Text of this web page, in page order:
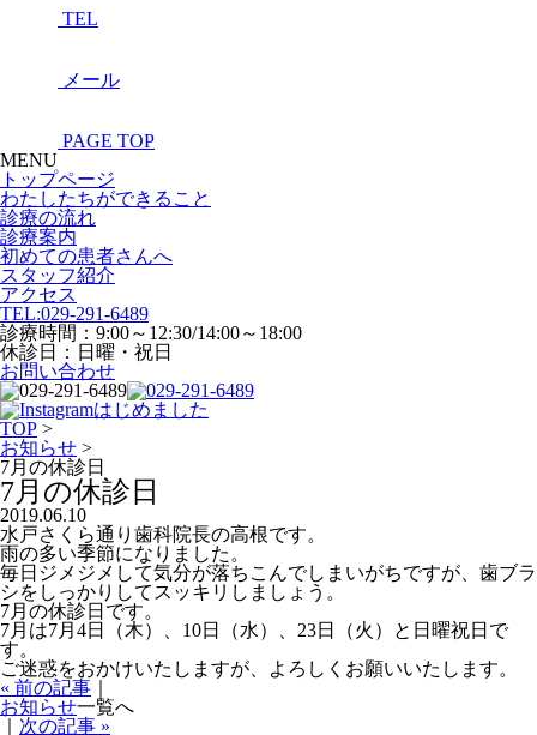
TEL
メール
PAGE TOP
MENU
トップページ
わたしたちができること
診療の流れ
診療案内
初めての患者さんへ
スタッフ紹介
アクセス
TEL:029-291-6489
診療時間：9:00～12:30/14:00～18:00
休診日：日曜・祝日
お問い合わせ
TOP >
お知らせ >
7月の休診日
7月の休診日
2019.06.10
水戸さくら通り歯科院長の高根です。
雨の多い季節になりました。
毎日ジメジメして気分が落ちこんでしまいがちですが、歯ブラ
シをしっかりしてスッキリしましょう。
7月の休診日です。
7月は7月4日（木）、10日（水）、23日（火）と日曜祝日で
す。
ご迷惑をおかけいたしますが、よろしくお願いいたします。
« 前の記事
お知らせ一覧へ
次の記事 »